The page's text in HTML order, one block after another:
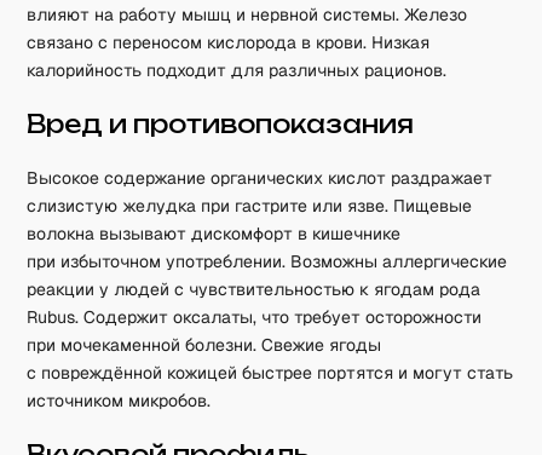
влияют на работу мышц и нервной системы. Железо
связано с переносом кислорода в крови. Низкая
калорийность подходит для различных рационов.
Вред и противопоказания
Высокое содержание органических кислот раздражает
слизистую желудка при гастрите или язве. Пищевые
волокна вызывают дискомфорт в кишечнике
при избыточном употреблении. Возможны аллергические
реакции у людей с чувствительностью к ягодам рода
Rubus. Содержит оксалаты, что требует осторожности
при мочекаменной болезни. Свежие ягоды
с повреждённой кожицей быстрее портятся и могут стать
источником микробов.